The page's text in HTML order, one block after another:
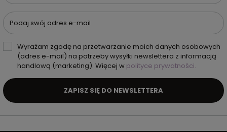
Podaj swój adres e-mail
Wyrażam zgodę na przetwarzanie moich danych osobowych
(adres e-mail) na potrzeby wysyłki newslettera z informacją
handlową (marketing). Więcej w polityce prywatności.
ZAPISZ SIĘ DO NEWSLETTERA